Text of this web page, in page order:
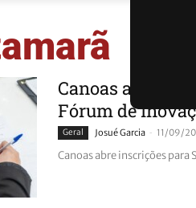
Canoas abre
Fórum de
Geral Josué Garcia - 11/09/
Canoas abre inscrições para